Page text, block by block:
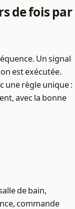
de fois par
Un signal
est exécutée.
une règle unique :
avec la bonne
de bain,
commande